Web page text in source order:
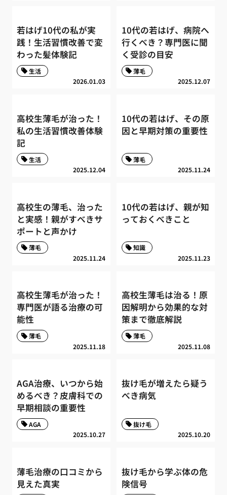
若はげ10代の私が実
践！生活習慣改善で変
わった髪体験記
2026.01.03
生活
10代の若はげ、病院へ
行くべき？専門医に聞
く受診の目安
2025.12.07
薄毛
高校生薄毛が治った！
私の生活習慣改善体験
記
2025.12.04
生活
10代の若はげ、その原
因と早期対策の重要性
2025.11.24
薄毛
高校生の薄毛、治った
と実感！親がすべきサ
ポートと声かけ
2025.11.24
薄毛
10代の若はげ、親が知
っておくべきこと
2025.11.23
知識
高校生薄毛が治った！
専門医が語る治療の可
能性
2025.11.18
薄毛
高校生薄毛は治る！原
因解明から効果的な対
策まで徹底解説
2025.11.08
薄毛
AGA治療、いつから始
めるべき？皮膚科での
早期相談の重要性
2025.10.27
AGA
抜け毛が増えたら疑う
べき病気
2025.10.20
抜け毛
薄毛治療の口コミから
見えた真実
抜け毛から学ぶ体の危
険信号